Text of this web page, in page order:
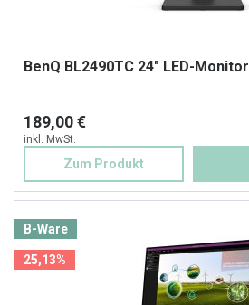
BenQ BL2490TC 24" LED-Monitor
189,00 €
inkl. MwSt.
Zum Produkt
B-Ware
25,13%